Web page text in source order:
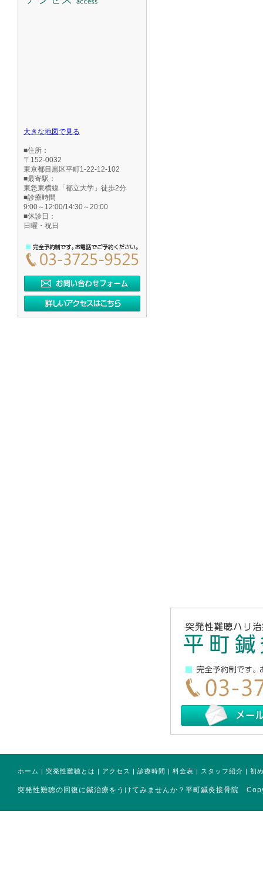
大きな地図で見る
■住所：
〒152-0032
東京都目黒区平町1-22-12-102
■最寄駅：
東急東横線「都立大学」徒歩2分
■診療時間
9:00～12:00/14:30～20:00
■休診日：
日曜・祝日
ホーム | 突発性難聴とは | アクセス | 診療時間 | 料金表 | スタッフ紹介 | 初
突発性難聴の回復に鍼治療をうけてみませんか？平町鍼灸接骨院